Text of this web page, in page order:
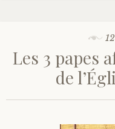
Les 3 papes
de